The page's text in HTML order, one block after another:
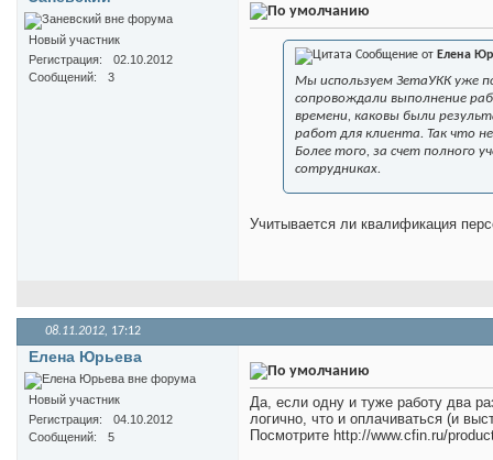
Новый участник
Регистрация
02.10.2012
Сообщений
3
Сообщение от Елена
Мы используем ЗетаУКК уже
сопровождали выполнение
времени, каковы были
работ для клиента. Так что
Более того, за счет полного
сотрудниках.
Учитывается ли квалификация
08.11.2012, 17:12
Елена Юрьева
Новый участник
Регистрация
04.10.2012
Сообщений
5
Да, если одну и туже работу два
логично, что и оплачиваться (и
Посмотрите http://www.cfin.ru/